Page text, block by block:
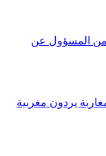
من المسؤول عن
يردون مغربية